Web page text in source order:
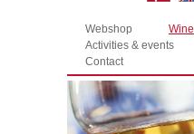
Webshop Wine
Activities & events
Contact